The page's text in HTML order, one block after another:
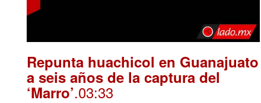
Repunta huachicol en Guanajuato
a seis años de la captura del
‘Marro’.03:33